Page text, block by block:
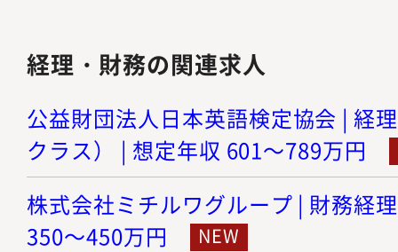
経理・財務の関連求人
公益財団法人日本英語検定協会 | 経
クラス） | 想定年収 601～789万円
株式会社ミチルワグループ | 財務経
350～450万円